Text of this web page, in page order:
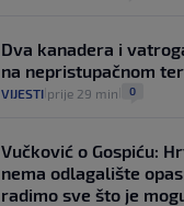
Dva kanadera i
na nepristupačnom
VIJESTI prije 29 min 0
Vučković o Gospiću:
nema odlagalište
radimo sve što je